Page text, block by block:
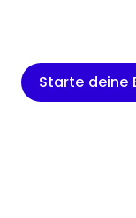
Starte deine